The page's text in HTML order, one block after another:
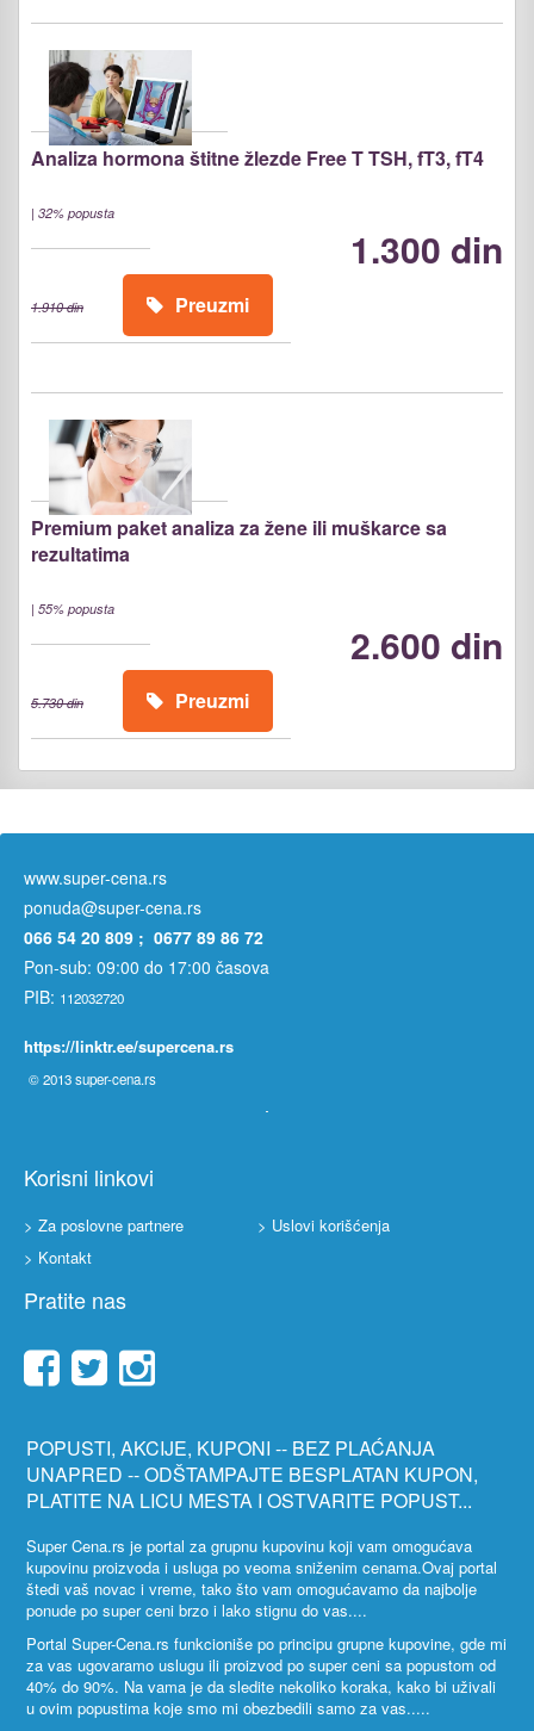
Analiza hormona štitne žlezde Free T TSH, fT3, fT4
| 32% popusta
1.300 din
1.910 din Preuzmi
Premium paket analiza za žene ili muškarce sa
rezultatima
| 55% popusta
2.600 din
5.730 din Preuzmi
www.super-cena.rs
ponuda@super-cena.rs
066 54 20 809 ; 0677 89 86 72
Pon-sub: 09:00 do 17:00 časova
PIB: 112032720
https://linktr.ee/supercena.rs
© 2013super-cena.rs
Korisni linkovi
> Za poslovne partnere
> Uslovi korišćenja
> Kontakt
Pratite nas
POPUSTI, AKCIJE, KUPONI -- BEZ PLAĆANJA
UNAPRED -- ODŠTAMPAJTE BESPLATAN KUPON,
PLATITE NA LICU MESTA I OSTVARITE POPUST...
Super Cena.rs je portal za grupnu kupovinu koji vam omogućava
kupovinu proizvoda i usluga po veoma sniženim cenama.Ovaj portal
štedi vaš novac i vreme, tako što vam omogućavamo da najbolje
ponude po super ceni brzo i lako stignu do vas....
Portal Super-Cena.rs funkcioniše po principu grupne kupovine, gde mi
za vas ugovaramo uslugu ili proizvod po super ceni sa popustom od
40% do 90%. Na vama je da sledite nekoliko koraka, kako bi uživali
u ovim popustima koje smo mi obezbedili samo za vas.....